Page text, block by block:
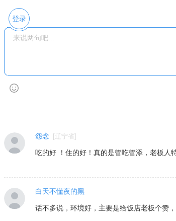
登录
怨念 [ 辽宁省]
吃的好 ！住的好！真的是管吃管添，老板人
白天不懂夜的黑
话不多说，环境好，主要是给饭店老板个赞